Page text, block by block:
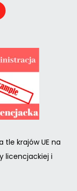
tle krajów UE na
licencjackiej i